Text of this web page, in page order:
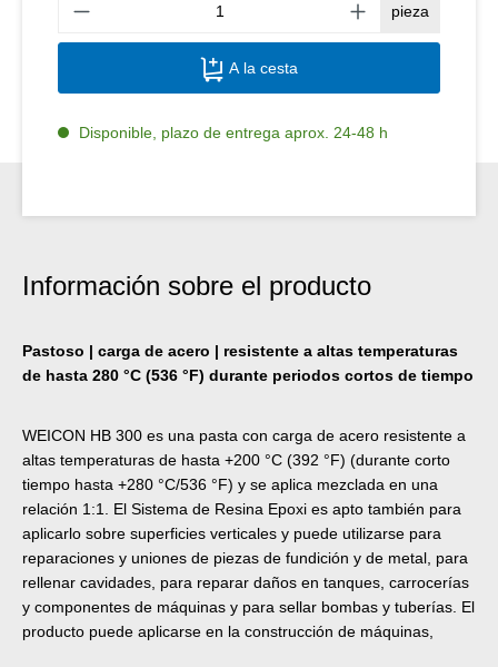
pieza
A la cesta
Disponible, plazo de entrega aprox. 24-48 h
Información sobre el producto
Pastoso | carga de acero | resistente a altas temperaturas
de hasta 280 °C (536 °F) durante periodos cortos de tiempo
WEICON HB 300 es una pasta con carga de acero resistente a
altas temperaturas de hasta +200 °C (392 °F) (durante corto
tiempo hasta +280 °C/536 °F) y se aplica mezclada en una
relación 1:1. El Sistema de Resina Epoxi es apto también para
aplicarlo sobre superficies verticales y puede utilizarse para
reparaciones y uniones de piezas de fundición y de metal, para
rellenar cavidades, para reparar daños en tanques, carrocerías
y componentes de máquinas y para sellar bombas y tuberías. El
producto puede aplicarse en la construcción de máquinas,